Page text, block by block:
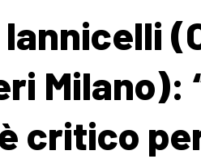
Milano):
critico